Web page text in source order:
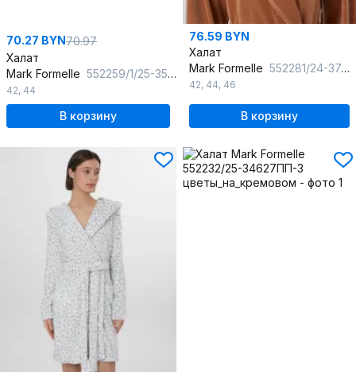
70.27 BYN70.97
Халат
Mark Formelle 552259/1/25-35845ПП-0 серый_леопард
42, 44
В корзину
76.59 BYN
Халат
Mark Formelle 552281/24-37416Ц-3 жженый_сахар
42, 44, 46
В корзину